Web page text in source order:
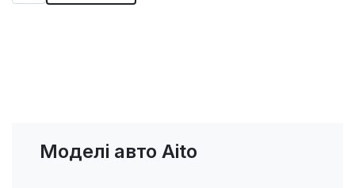
Моделі авто Aito